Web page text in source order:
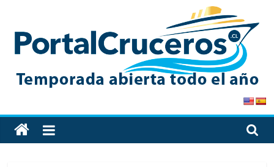
content
PortalCruceros
Toda
la